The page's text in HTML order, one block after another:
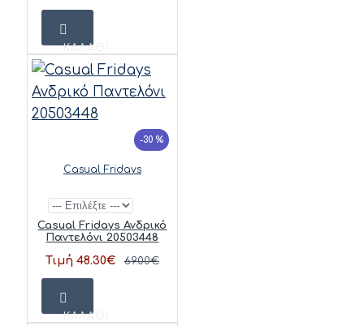
ΚΑΛΆΘΙ
-30 %
Casual Fridays
Casual Fridays Ανδρικό
Παντελόνι 20503448
Τιμή 48.30€ 69.00€
ΚΑΛΆΘΙ